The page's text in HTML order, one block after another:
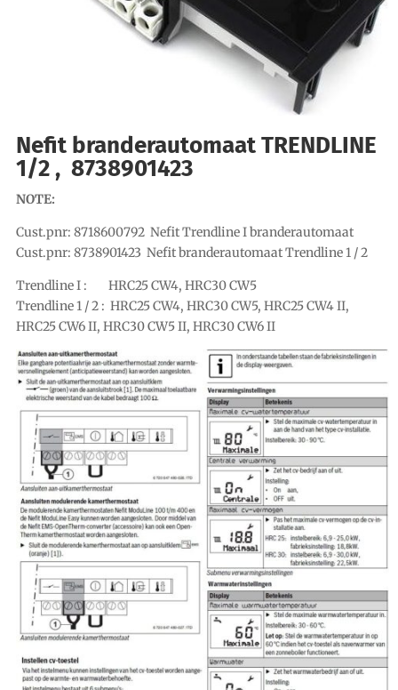
Nefit branderautomaat TRENDLINE
1/2 , 8738901423
NOTE:
Cust.pnr: 8718600792 Nefit Trendline I branderautomaat
Cust.pnr: 8738901423 Nefit branderautomaat Trendline 1 / 2
Trendline I : HRC25 CW4, HRC30 CW5
Trendline 1 / 2 : HRC25 CW4, HRC30 CW5, HRC25 CW4 II,
HRC25 CW6 II, HRC30 CW5 II, HRC30 CW6 II